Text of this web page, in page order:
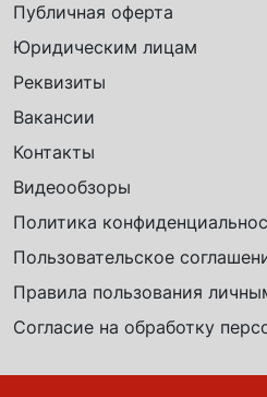
Публичная оферта
Юридическим лицам
Реквизиты
Вакансии
Контакты
Видеообзоры
Политика
Пользовательское
Правила пользования
Согласие на обработку